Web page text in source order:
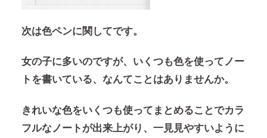
次は色ペンに関してです。
女の子に多いのですが、いくつも色を使ってノー
トを書いている、なんてことはありませんか。
きれいな色をいくつも使ってまとめることでカラ
フルなノートが出来上がり、一見見やすいように